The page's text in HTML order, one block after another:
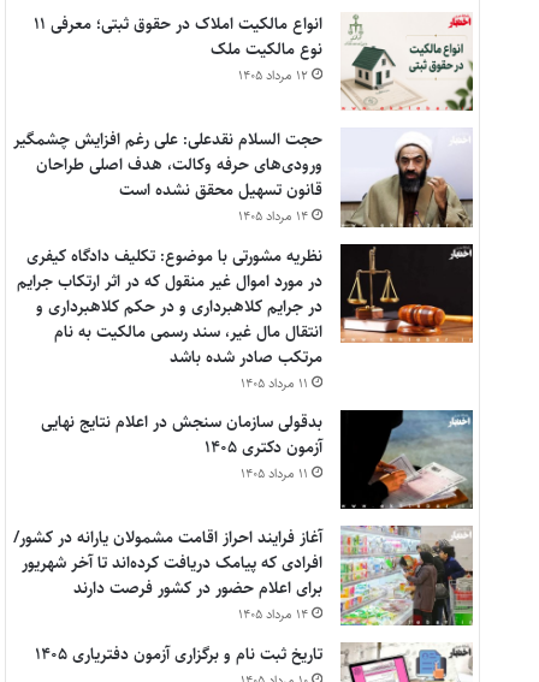
انواع مالکیت املاک در حقوق ثبتی؛ معرفی ۱۱
نوع مالکیت ملک
۱۲ مرداد ۱۴۰۵
حجت السلام نقدعلی: علی رغم افزایش چشمگیر
ورودی‌های حرفه وکالت، هدف اصلی طراحان
قانون تسهیل محقق نشده است
۱۴ مرداد ۱۴۰۵
نظریه مشورتی با موضوع: تکلیف دادگاه کیفری
در مورد اموال غیر منقول که در اثر ارتکاب جرایم
در جرایم کلاهبرداری و در حکم کلاهبرداری و
انتقال مال غیر، سند رسمی مالکیت به نام
مرتکب صادر شده باشد
۱۱ مرداد ۱۴۰۵
بدقولی سازمان سنجش در اعلام نتایج نهایی
آزمون دکتری ۱۴۰۵
۱۱ مرداد ۱۴۰۵
آغاز فرایند احراز اقامت مشمولان یارانه در کشور/
افرادی که پیامک دریافت کرده‌اند تا آخر شهریور
برای اعلام حضور در کشور فرصت دارند
۱۴ مرداد ۱۴۰۵
تاریخ ثبت نام و برگزاری آزمون دفتریاری ۱۴۰۵